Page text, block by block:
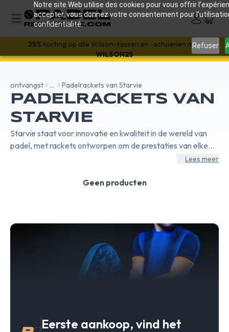
Notre site Web utilise des cookies pour vous offrir
accepter, vous donnez votre consentement pour
confidentialité.
Refuser
25% korting op alle Wilson-tassen en -schoenen met:
WILSON25
ontvangst ... Padelrackets van Starvie
PADELRACKETS VAN
STARVIE
Starvie staat voor innovatie en kwaliteit in de wereld van
padel, met rackets ontworpen om de prestaties van elke
speler te verbeteren, van beginners tot professionele
nauwgezet fabricageproces, waarbij eersteklas
en een passie voor padel, is Starvie het merk bij uitstek
voor spelers die uitblinken op de baan.
Lees meer
Geen producten
Eerste aankoop, vind het